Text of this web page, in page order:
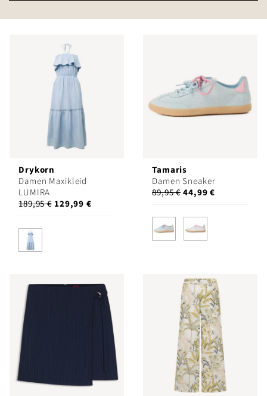
Drykorn
Damen Maxikleid
LUMIRA
189,95 € 129,99 €
Tamaris
Damen Sneaker
89,95 €44,99 €